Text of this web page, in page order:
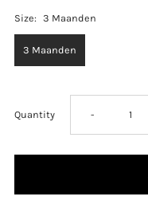
Size: 3 Maanden
3 Maanden
Quantity Decrease
quantity
-